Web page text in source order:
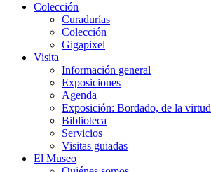
Colección
Curadurías
Colección
Gigapixel
Visita
Información general
Exposiciones
Agenda
Exposición: Bordado, de la virtud
Biblioteca
Servicios
Visitas guiadas
El Museo